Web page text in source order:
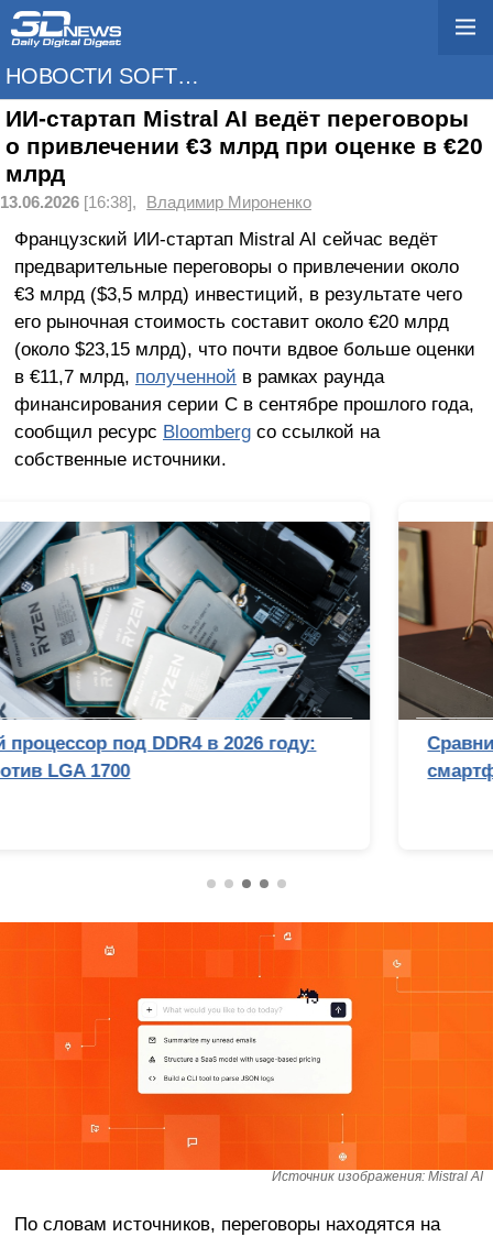
НОВОСТИ SOFTWARE
ИИ-стартап Mistral AI ведёт переговоры
о привлечении €3 млрд при оценке в €20
млрд
13.06.2026 [16:38], Владимир Мироненко
Французский ИИ-стартап Mistral AI сейчас ведёт
предварительные переговоры о привлечении около
€3 млрд ($3,5 млрд) инвестиций, в результате чего
его рыночная стоимость составит около €20 млрд
(около $23,15 млрд), что почти вдвое больше оценки
в €11,7 млрд, полученной в рамках раунда
финансирования серии C в сентябре прошлого года,
сообщил ресурс Bloombergсо ссылкой на
собственные источники.
Сравнительный тест камер флагманских
смартфонов (2026): итоги
Источник изображения: Mistral AI
По словам источников, переговоры находятся на